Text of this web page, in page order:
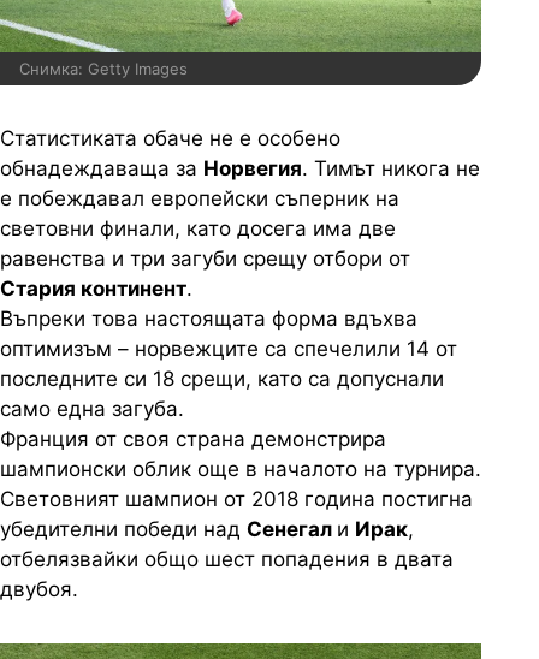
Снимка: Getty Images
Статистиката обаче не е особено
обнадеждаваща за Норвегия. Тимът никога не
е побеждавал европейски съперник на
световни финали, като досега има две
равенства и три загуби срещу отбори от
Стария континент.
Въпреки това настоящата форма вдъхва
оптимизъм – норвежците са спечелили 14 от
последните си 18 срещи, като са допуснали
само една загуба.
Франция от своя страна демонстрира
шампионски облик още в началото на турнира.
Световният шампион от 2018 година постигна
убедителни победи над Сенегал и Ирак,
отбелязвайки общо шест попадения в двата
двубоя.